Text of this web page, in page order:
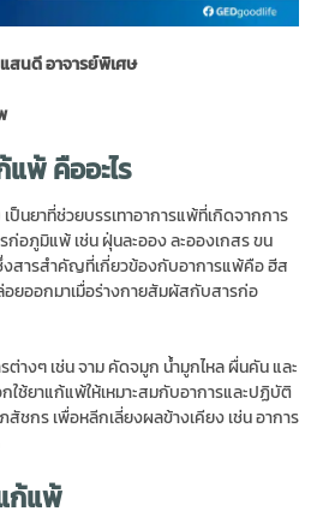
สนดี อาจารย์พิเศษ
พ้ คืออะไร
นยาที่ช่วยบรรเทาอาการแพ้ที่เกิดจากการ
อภูมิแพ้ เช่น ฝุ่นละออง ละอองเกสร ขน
งสารสำคัญที่เกี่ยวข้องกับอาการแพ้คือ ฮีส
ยออกมาเมื่อร่างกายสัมผัสกับสารก่อ
างๆ เช่น จาม คัดจมูก น้ำมูกไหล ผื่นคัน และ
ใช้ยาแก้แพ้ให้เหมาะสมกับอาการและปฏิบัติ
ชกร เพื่อหลีกเลี่ยงผลข้างเคียง เช่น อาการ
ก้แพ้